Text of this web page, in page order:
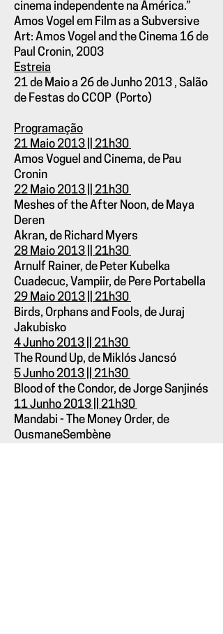
cinema independente na América.”
Amos Vogel em Film as a Subversive
Art: Amos Vogel and the Cinema 16 de
Paul Cronin, 2003
Estreia
21 de Maio a 26 de Junho 2013 , Salão
de Festas do CCOP (Porto)
Programação
21 Maio 2013 || 21h30
Amos Voguel and Cinema, de Pau
Cronin
22 Maio 2013 || 21h30
Meshes of the After Noon, de Maya
Deren
Akran, de Richard Myers
28 Maio 2013 || 21h30
Arnulf Rainer, de Peter Kubelka
Cuadecuc, Vampiir, de Pere Portabella
29 Maio 2013 || 21h30
Birds, Orphans and Fools, de Juraj
Jakubisko
4 Junho 2013 || 21h30
The Round Up, de Miklós Jancsó
5 Junho 2013 || 21h30
Blood of the Condor, de Jorge Sanjinés
11 Junho 2013 || 21h30
Mandabi - The Money Order, de
OusmaneSembène